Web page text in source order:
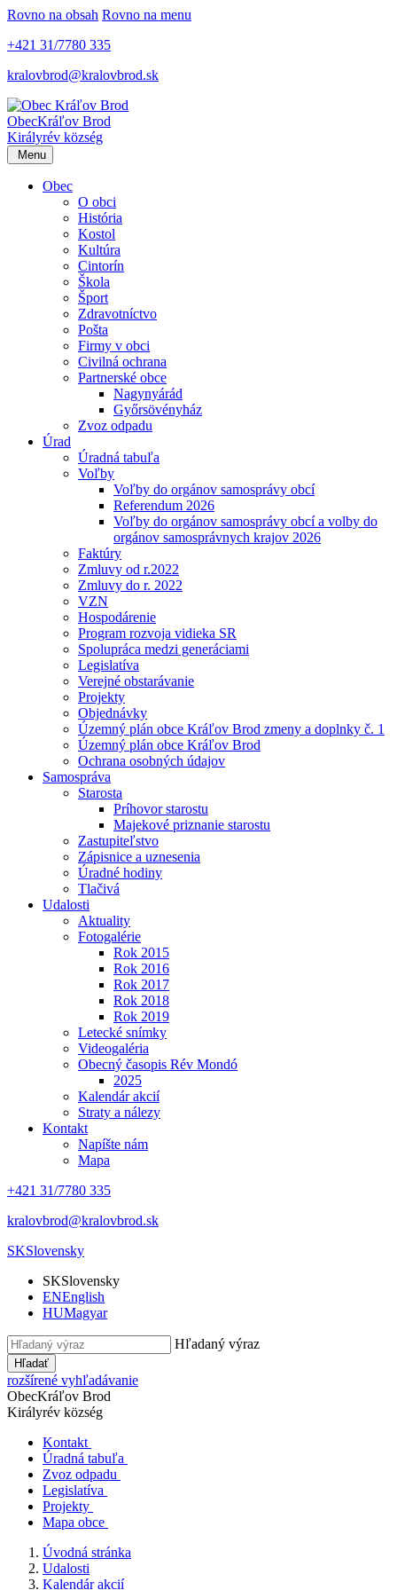
Rovno na obsah Rovno na menu
+421 31/7780 335
kralovbrod@kralovbrod.sk
ObecKráľov Brod
Királyrév község
Menu
Obec
O obci
História
Kostol
Kultúra
Cintorín
Škola
Šport
Zdravotníctvo
Pošta
Firmy v obci
Civilná ochrana
Partnerské obce
Nagynyárád
Győrsövényház
Zvoz odpadu
Úrad
Úradná tabuľa
Voľby
Voľby do orgánov samosprávy obcí
Referendum 2026
Voľby do orgánov samosprávy obcí a volby do
orgánov samosprávnych krajov 2026
Faktúry
Zmluvy od r.2022
Zmluvy do r. 2022
VZN
Hospodárenie
Program rozvoja vidieka SR
Spolupráca medzi generáciami
Legislatíva
Verejné obstarávanie
Projekty
Objednávky
Územný plán obce Kráľov Brod zmeny a doplnky č. 1
Územný plán obce Kráľov Brod
Ochrana osobných údajov
Samospráva
Starosta
Príhovor starostu
Majekové priznanie starostu
Zastupiteľstvo
Zápisnice a uznesenia
Úradné hodiny
Tlačivá
Udalosti
Aktuality
Fotogalérie
Rok 2015
Rok 2016
Rok 2017
Rok 2018
Rok 2019
Letecké snímky
Videogaléria
Obecný časopis Rév Mondó
2025
Kalendár akcií
Straty a nálezy
Kontakt
Napíšte nám
Mapa
+421 31/7780 335
kralovbrod@kralovbrod.sk
SKSlovensky
SKSlovensky
ENEnglish
HUMagyar
Hľadaný výraz
Hľadať
rozšírené vyhľadávanie
ObecKráľov Brod
Királyrév község
Kontakt
Úradná tabuľa
Zvoz odpadu
Legislatíva
Projekty
Mapa obce
Úvodná stránka
Udalosti
Kalendár akcií